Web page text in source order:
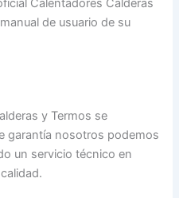
Calentadores Calderas
de usuario de su
y Termos se
garantía nosotros podemos
un servicio técnico en